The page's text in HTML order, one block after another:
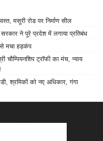
मसूरी रोड पर निर्माण सील
ने पूरे प्रदेश में लगाया प्रतिबंध
से मचा हड़कंप
ट्रॉफी का मंच, न्याय
श्रमिकों को नए अधिकार, गंगा